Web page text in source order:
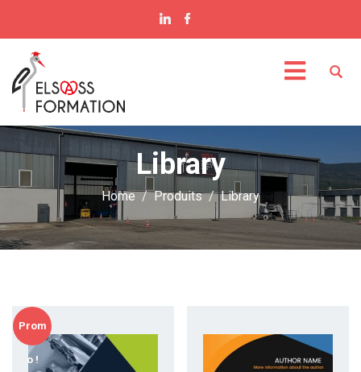
Library
Home Produits Library
Prom
O !